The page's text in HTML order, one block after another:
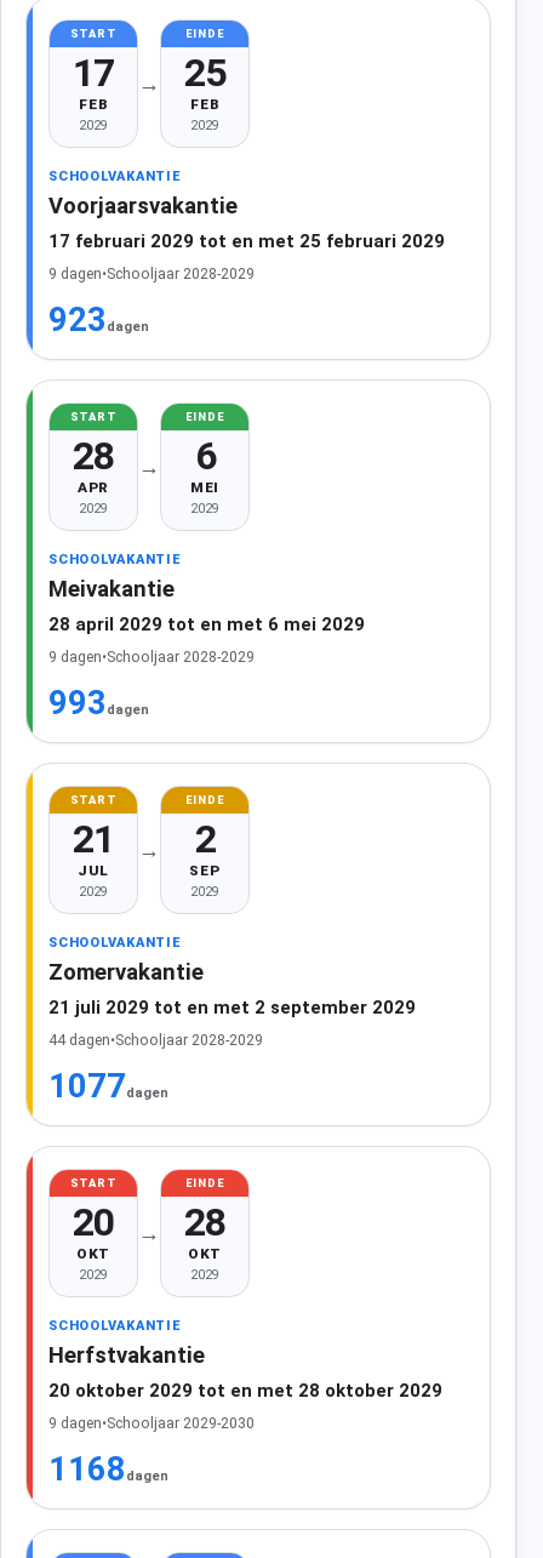
START
17
FEB
2029
→
EINDE
25
FEB
2029
SCHOOLVAKANTIE
Voorjaarsvakantie
17 februari 2029 tot en met 25 februari 2029
9 dagen•Schooljaar 2028-2029
923 dagen
START
28
APR
2029
→
EINDE
6
MEI
2029
SCHOOLVAKANTIE
Meivakantie
28 april 2029 tot en met 6 mei 2029
9 dagen•Schooljaar 2028-2029
993 dagen
START
21
JUL
2029
→
EINDE
2
SEP
2029
SCHOOLVAKANTIE
Zomervakantie
21 juli 2029 tot en met 2 september 2029
44 dagen•Schooljaar 2028-2029
1077dagen
START
20
OKT
2029
→
EINDE
28
OKT
2029
SCHOOLVAKANTIE
Herfstvakantie
20 oktober 2029 tot en met 28 oktober 2029
9 dagen•Schooljaar 2029-2030
1168 dagen